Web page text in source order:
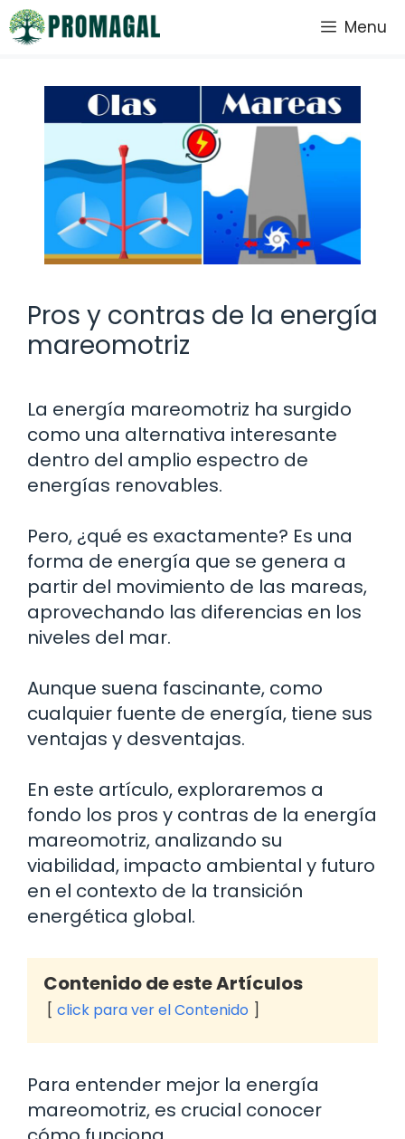
Saltar
al
Menu
Pros y contras de la energía
mareomotriz
La energía mareomotriz ha surgido
como una alternativa interesante
dentro del amplio espectro de
energías renovables.
Pero, ¿qué es exactamente? Es una
forma de energía que se genera a
partir del movimiento de las mareas,
aprovechando las diferencias en los
niveles del mar.
Aunque suena fascinante, como
cualquier fuente de energía, tiene sus
ventajas y desventajas.
En este artículo, exploraremos a
fondo los pros y contras de la energía
mareomotriz, analizando su
viabilidad, impacto ambiental y futuro
en el contexto de la transición
energética global.
Contenido de este Artículos
click para ver el Contenido
Para entender mejor la energía
mareomotriz, es crucial conocer